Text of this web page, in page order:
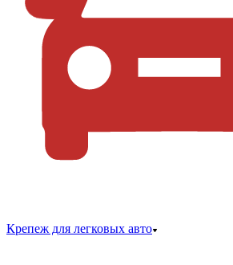
Крепеж для легковых авто